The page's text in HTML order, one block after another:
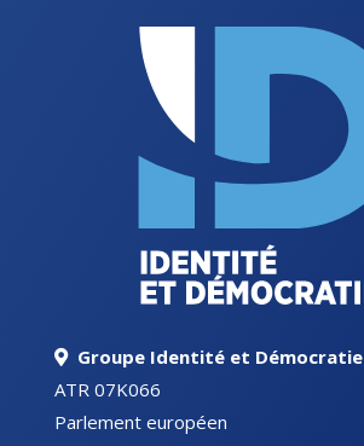
Groupe Identité et Démocratie
ATR 07K066
Parlement européen